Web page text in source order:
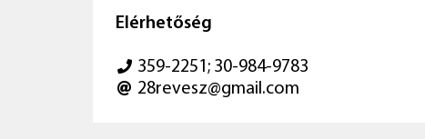
Elérhetőség
359-2251; 30-984-9783
28revesz@gmail.com